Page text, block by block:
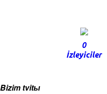
0
İzleyiciler
Bizim tvitы